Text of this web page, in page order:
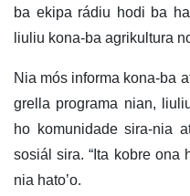
ba ekipa rádiu hodi ba
liuliu kona-ba agrikultura
Nia mós informa kona-ba
grella programa nian,
ho komunidade sira-nia
sosiál sira. “Ita kobre ona
nia hato’o.